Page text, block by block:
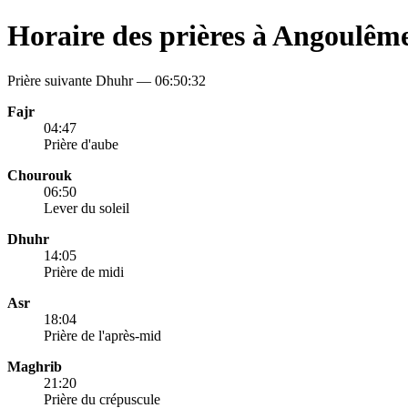
Horaire des prières à
Prière suivante Dhuhr — 06:50:32
Fajr
04:47
Prière d'aube
Chourouk
06:50
Lever du soleil
Dhuhr
14:05
Prière de midi
Asr
18:04
Prière de l'après-mid
Maghrib
21:20
Prière du crépuscule